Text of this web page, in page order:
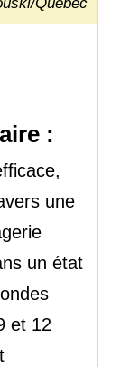
:
une
un état
et 12